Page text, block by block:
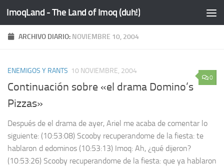
Saltar al contenido
ImoqLand - The Land of Imoq (duh!)
ARCHIVO DIARIO: NOVIEMBRE 10, 2004
0
ENEMIGOS Y RANTS 10 NOVIEMBRE, 2004
Continuación sobre «el drama Domino’s
Pizzas»
Después de el drama de ayer, Ariel me acaba de comentar lo
siguiente: (10:53:08) Scooby recuperandome de la fiesta: te
hablaron d edominos (10:53:13) Imoq: Ah, ¿qué dijeron?
(10:53:26) Scooby recuperandome de la fiesta: que ya hablaron